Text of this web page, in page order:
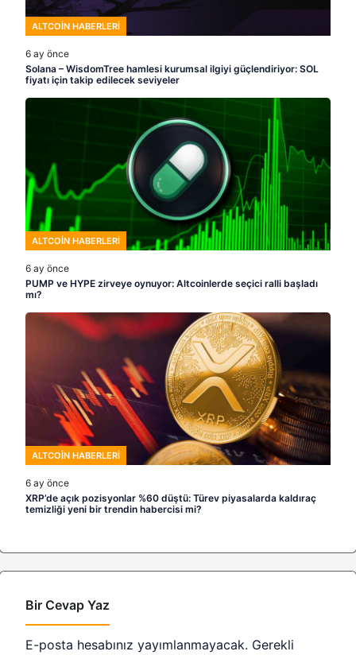
ALTCOIN HABERLERI
6 ay önce
Solana – WisdomTree hamlesi kurumsal ilgiyi güçlendiriyor: SOL
fiyatı için takip edilecek seviyeler
ALTCOIN HABERLERI
6 ay önce
PUMP ve HYPE zirveye oynuyor: Altcoinlerde seçici ralli başladı
mı?
ALTCOIN HABERLERI
6 ay önce
XRP’de açık pozisyonlar %60 düştü: Türev piyasalarda kaldıraç
temizliği yeni bir trendin habercisi mi?
Bir Cevap Yaz
E-posta hesabınız yayımlanmayacak. Gerekli